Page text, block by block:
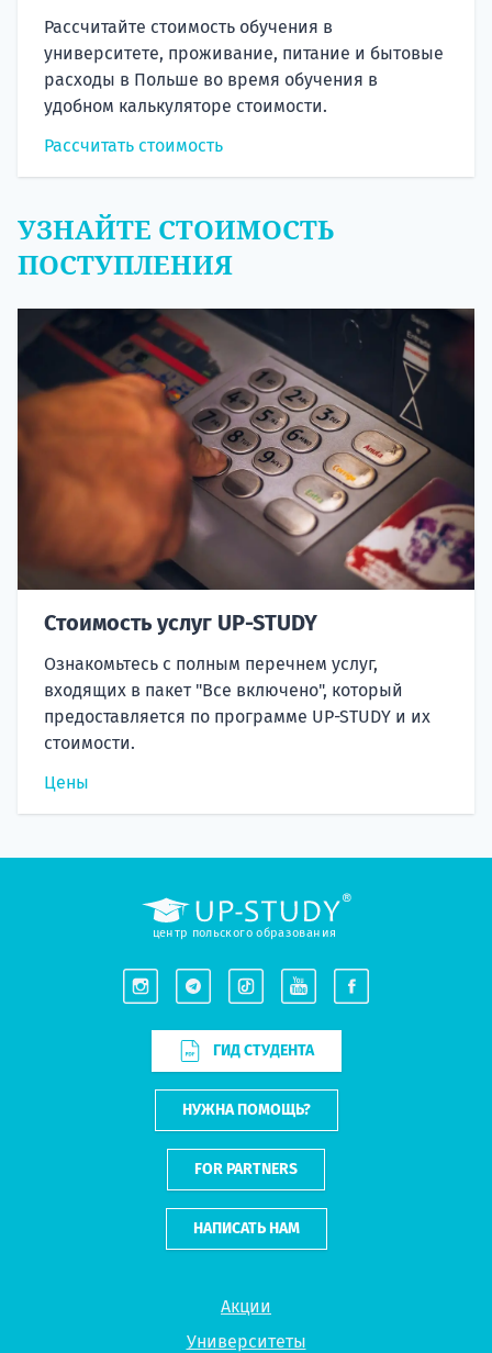
Рассчитайте стоимость обучения в
университете, проживание, питание и бытовые
расходы в Польше во время обучения в
удобном калькуляторе стоимости.
Рассчитать стоимость
УЗНАЙТЕ СТОИМОСТЬ
ПОСТУПЛЕНИЯ
Стоимость услуг UP-STUDY
Ознакомьтесь с полным перечнем услуг,
входящих в пакет "Все включено", который
предоставляется по программе UP-STUDY и их
стоимости.
Цены
Акции
Университеты
центр польского образования
ГИД СТУДЕНТА
НУЖНА ПОМОЩЬ?
FOR PARTNERS
НАПИСАТЬ НАМ